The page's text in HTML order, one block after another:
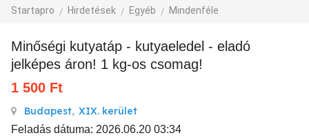
Startapro Hirdetések Egyéb Mindenféle
Minőségi kutyatáp - kutyaeledel - eladó
jelképes áron! 1 kg-os csomag!
1 500 Ft
Budapest, XIX. kerület
Feladás dátuma: 2026.06.20 03:34